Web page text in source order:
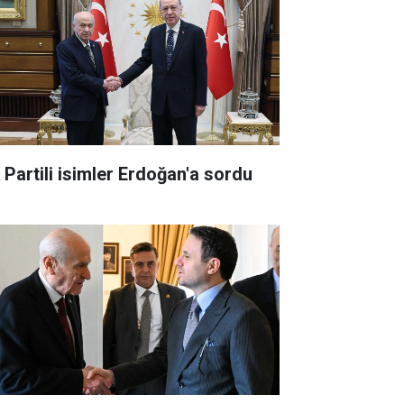
Partili isimler Erdoğan'a sordu